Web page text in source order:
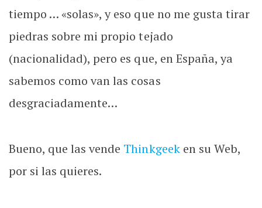
tiempo … «solas», y eso que no me gusta tirar
piedras sobre mi propio tejado
(nacionalidad), pero es que, en España, ya
sabemos como van las cosas
desgraciadamente…
Bueno, que las vende Thinkgeeken su Web,
por si las quieres.